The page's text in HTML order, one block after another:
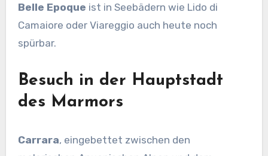
Belle Epoque ist in Seebädern wie Lido di
Camaiore oder Viareggio auch heute noch
spürbar.
Besuch in der Hauptstadt
des Marmors
Carrara, eingebettet zwischen den